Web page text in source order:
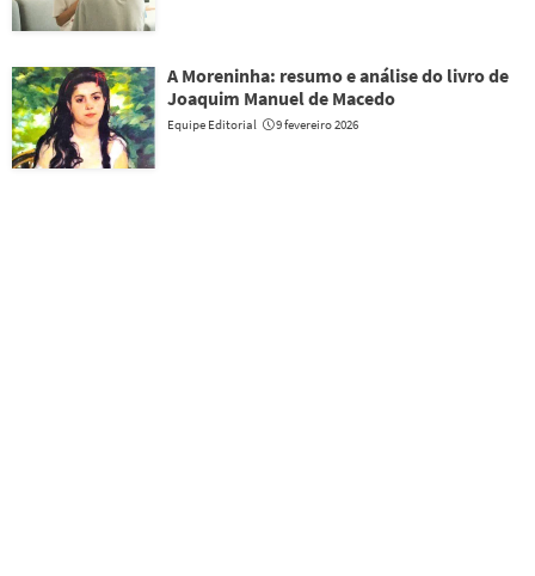
A Moreninha: resumo e análise do livro de
Joaquim Manuel de Macedo
Equipe Editorial 9 fevereiro 2026